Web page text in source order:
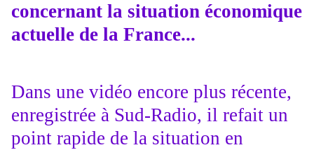
concernant la situation économique
actuelle de la France...
Dans une vidéo encore plus récente,
enregistrée à Sud-Radio, il refait un
point rapide de la situation en